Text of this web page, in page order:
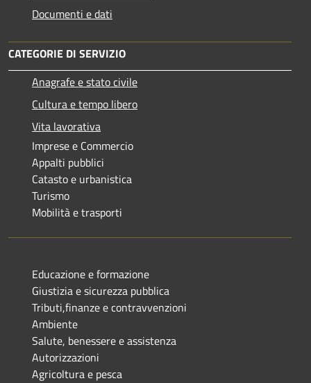
Documenti e dati
CATEGORIE DI SERVIZIO
Anagrafe e stato civile
Cultura e tempo libero
Vita lavorativa
Imprese e Commercio
Appalti pubblici
Catasto e urbanistica
Turismo
Mobilità e trasporti
Educazione e formazione
Giustizia e sicurezza pubblica
Tributi,finanze e contravvenzioni
Ambiente
Salute, benessere e assistenza
Autorizzazioni
Agricoltura e pesca